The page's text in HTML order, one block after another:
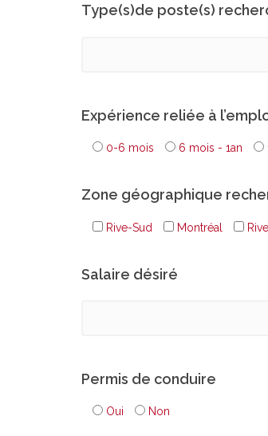
Type(s)de poste(s)
Expérience reliée à
0-6 mois 6 mois - 1an
Zone géographique
Rive-Sud Montréal
Salaire désiré
Permis de conduire
Oui Non